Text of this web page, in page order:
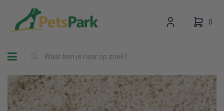
Toggle navigation
0